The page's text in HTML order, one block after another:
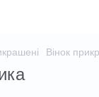
Вінок